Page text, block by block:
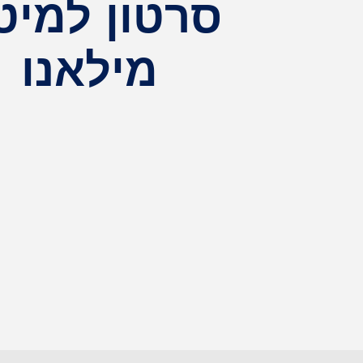
סרטון
מילאנו